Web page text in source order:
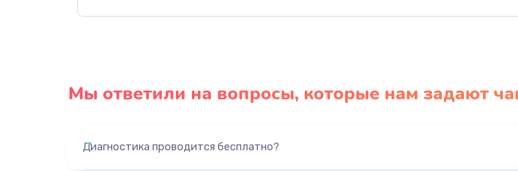
Мы ответили на вопросы, которые нам задают
Диагностика проводится бесплатно?